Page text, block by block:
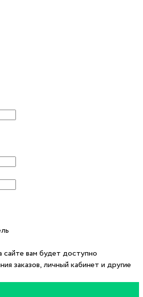
сайте вам будет доступно
заказов, личный кабинет и другие